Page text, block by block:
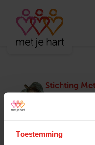
Toestemming
Stichting
Stichting Met
eenzaam
winnaar van